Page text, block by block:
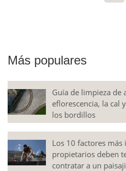
Más populares
Guía de limpieza de
eflorescencia, la cal
los bordillos
Los 10 factores
propietarios deben
contratar a un